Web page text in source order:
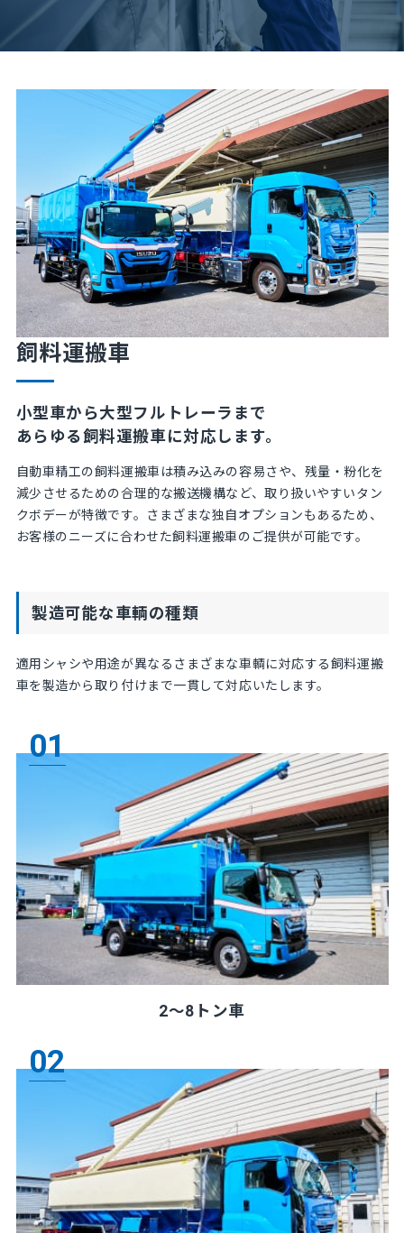
飼料運搬車
小型車から大型フルトレーラまで
あらゆる飼料運搬車に対応します。
自動車精工の飼料運搬車は積み込みの容易さや、残量・粉化を
減少させるための合理的な搬送機構など、取り扱いやすいタン
クボデーが特徴です。さまざまな独自オプションもあるため、
お客様のニーズに合わせた飼料運搬車のご提供が可能です。
製造可能な車輌の種類
適用シャシや用途が異なるさまざまな車輌に対応する飼料運搬
車を製造から取り付けまで一貫して対応いたします。
2～8トン車